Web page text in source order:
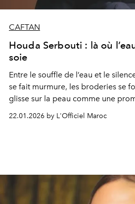
CAFTAN
Houda Serbouti : là où
soie
Entre le souffle de l’eau et le
se fait murmure, les broderies se
glisse sur la peau comme une
lumière, dialogue avec le végétal.
entre minéral et jardin, la féminité
22.01.2026 by L'Officiel Maroc